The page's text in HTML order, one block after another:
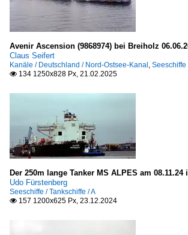
Avenir Ascension (9868974) bei Breiholz
Claus Seifert
Kanäle / Deutschland / Nord-Ostsee-Kanal , Seeschiffe
 134 1250x828 Px, 21.02.2025
Der 250m lange Tanker MS ALPES am 08.11.24
Udo Fürstenberg
Seeschiffe / Tankschiffe / A
 157 1200x625 Px, 23.12.2024